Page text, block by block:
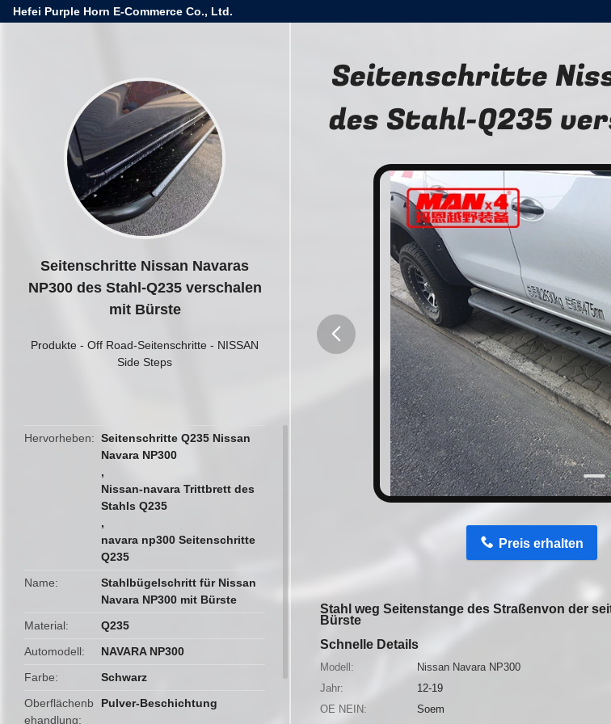
Hefei Purple Horn E-Commerce Co., Ltd.
Seitenschritte Nissan Navaras
NP300 des Stahl-Q235 verschalen
mit Bürste
Produkte - Off Road-Seitenschritte - NISSAN
Side Steps
Hervorheben
Seitenschritte Q235 Nissan
Navara NP300
,
Nissan-navara Trittbrett des
Stahls Q235
,
navara np300 Seitenschritte
Q235
Name
Stahlbügelschritt für Nissan
Navara NP300 mit Bürste
Material
Q235
Automodell
NAVARA NP300
Farbe
Schwarz
Oberflächenb
ehandlung
Pulver-Beschichtung
Seitenschritte
des Stahl-Q235
Preis erhalten
Stahl weg Seitenstange des Straßenvon der
Bürste
Schnelle Details
Modell:
Nissan Navara NP300
Jahr:
12-19
OE NEIN:
Soem